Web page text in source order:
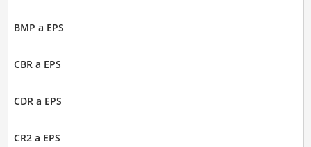
BMP a EPS
CBR a EPS
CDR a EPS
CR2 a EPS